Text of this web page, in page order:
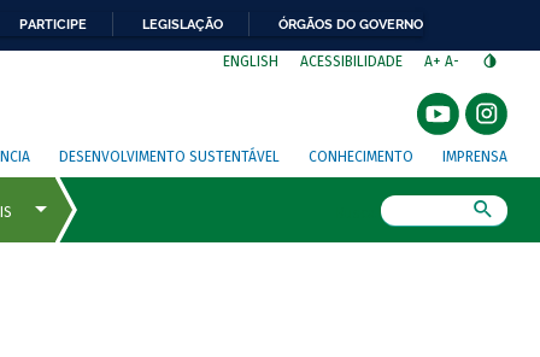
PARTICIPE LEGISLAÇÃO ÓRGÃOS DO GOVERNO
ENGLISH ACESSIBILIDADE A+ A-
DESENVOLVIMENTO SUSTENTÁVEL CONHECIMENTO IMPRENSA